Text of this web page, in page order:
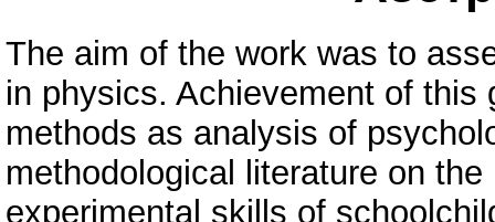
The aim of the work was to
in physics. Achievement of
methods as analysis of
methodological literature on
experimental skills of